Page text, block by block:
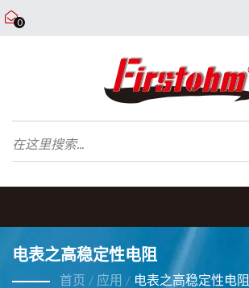
0
电表之高稳定性电阻
首页 / 应用 / 电表之高稳定性电阻